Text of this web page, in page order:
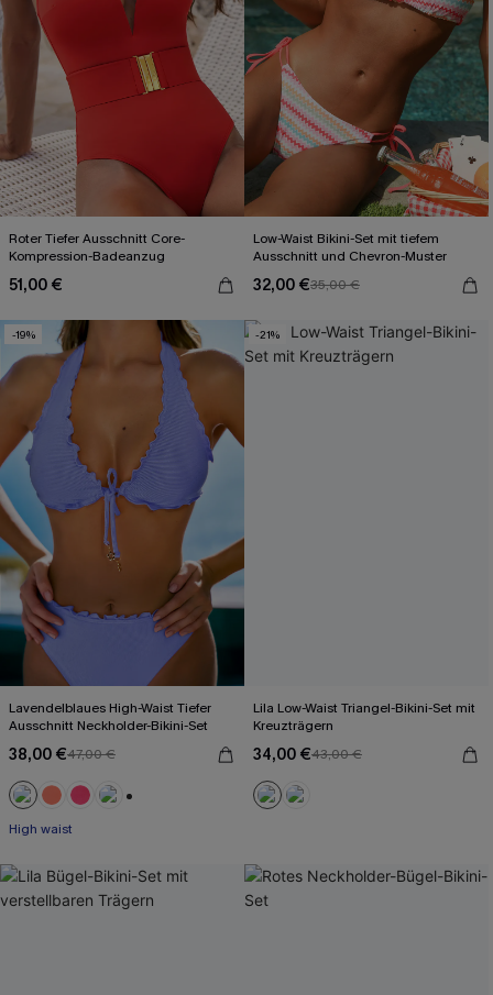
Roter Tiefer Ausschnitt Core-
Kompression-Badeanzug
51,00 €
Low-Waist Bikini-Set mit tiefem
Ausschnitt und Chevron-Muster
32,00 €35,00 €
-19%
Lavendelblaues High-Waist Tiefer
Ausschnitt Neckholder-Bikini-Set
38,00 €47,00 €
High waist
-21%
Lila Low-Waist Triangel-Bikini-Set mit
Kreuzträgern
34,00 €43,00 €